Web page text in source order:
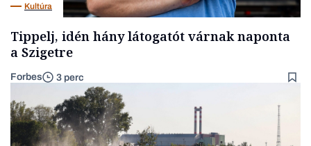
Kultúra
Tippelj, idén hány látogatót várnak naponta
a Szigetre
Forbes 3 perc